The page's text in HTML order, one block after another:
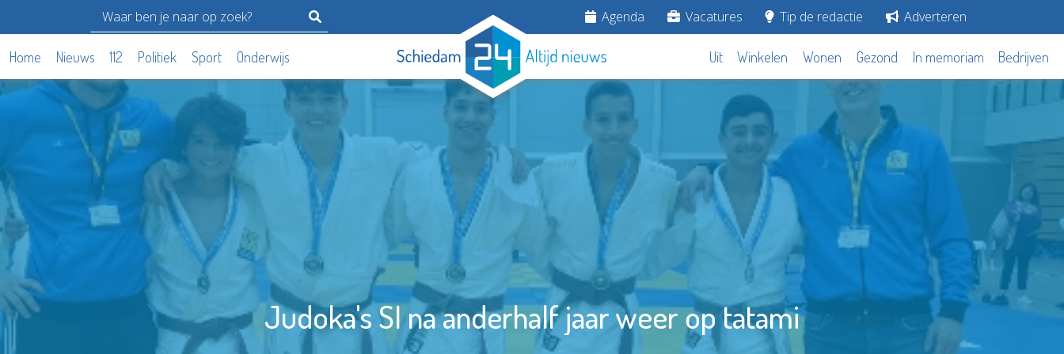
Agenda Vacatures Tip de redactie Adverteren
Home Nieuws 112 Politiek Sport Onderwijs Uit Winkelen Wonen Gezond In memoriam Bedrijven
Judoka's SI na anderhalf jaar weer op tatami